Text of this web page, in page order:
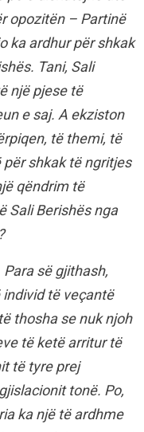
opozitën – Partinë
ka ardhur për shkak
Tani, Sali
një pjese të
e saj. A ekziston
të themi, të
shkak të ngritjes
qëndrim të
Sali Berishës nga
Para së gjithash,
të veçantë
thosha se nuk njoh
të ketë arritur të
të tyre prej
tonë. Po,
ka një të ardhme